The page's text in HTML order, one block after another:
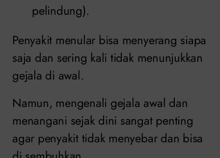
pelindung).
Penyakit menular bisa menyerang siapa
saja dan sering kali tidak menunjukkan
gejala di awal.
Namun, mengenali gejala awal dan
menangani sejak dini sangat penting
agar penyakit tidak menyebar dan bisa